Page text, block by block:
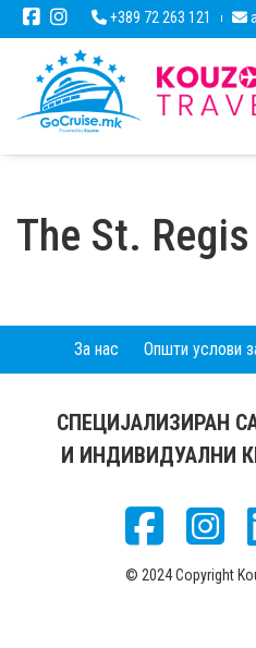
+389 72 263 121
The St.
За нас Општи услови
СПЕЦИЈАЛИЗИРАН
И ИНДИВИДУАЛНИ
© 2024 Copyright